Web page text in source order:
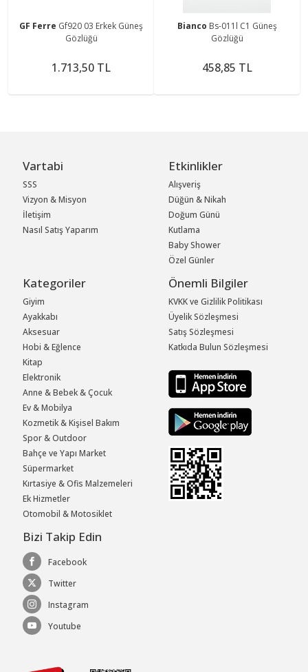
GF Ferre Gf920 03 Erkek Güneş
Gözlüğü
1.713,50 TL
Bianco Bs-011l C1 Güneş
Gözlüğü
458,85 TL
Vartabi
SSS
Vizyon & Misyon
İletişim
Nasıl Satış Yaparım
Etkinlikler
Alışveriş
Düğün & Nikah
Doğum Günü
Kutlama
Baby Shower
Özel Günler
Kategoriler
Giyim
Ayakkabı
Aksesuar
Hobi & Eğlence
Kitap
Elektronik
Anne & Bebek & Çocuk
Ev & Mobilya
Kozmetik & Kişisel Bakım
Spor & Outdoor
Bahçe ve Yapı Market
Süpermarket
Kırtasiye & Ofis Malzemeleri
Ek Hizmetler
Otomobil & Motosiklet
Önemli Bilgiler
KVKK ve Gizlilik Politikası
Üyelik Sözleşmesi
Satış Sözleşmesi
Katkıda Bulun Sözleşmesi
Bizi Takip Edin
Facebook
Twitter
Instagram
Youtube